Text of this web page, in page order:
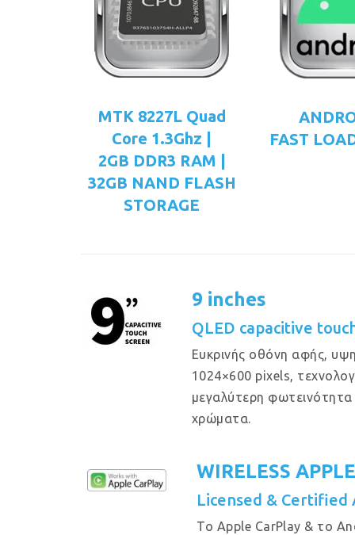
MTK 8227L Quad
Core 1.3Ghz |
2GB DDR3 RAM |
32GB NAND FLASH
STORAGE
FAST
9 inches
QLED capacitive
Eυκρινής οθόνη αφής,
1024×600 pixels,
μεγαλύτερη φωτεινότητα
χρώματα.
WIRELESS
Licensed & Certified
Το Apple CarPlay & το